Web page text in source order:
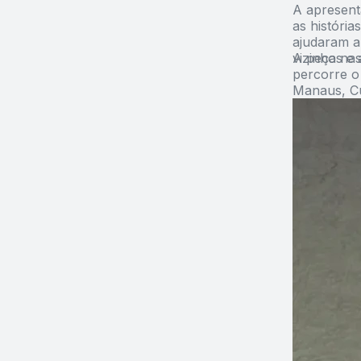
A
as
ajudaram
vizinhos e
A peça
percorre o
Manaus,
Portugal